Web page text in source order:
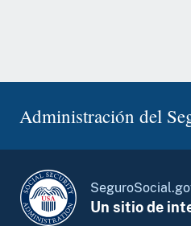
Administración del
Un sitio de